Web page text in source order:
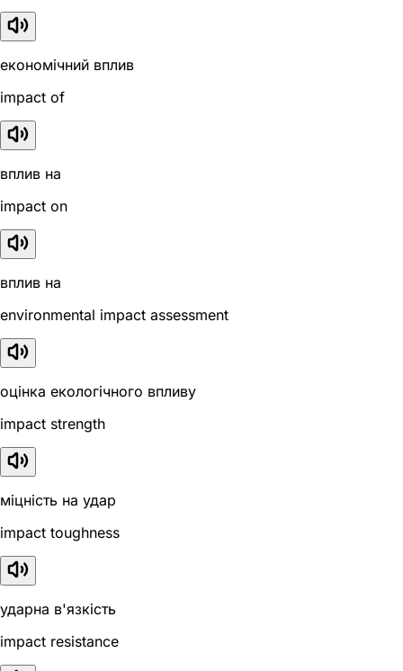
економічний вплив
impact of
вплив на
impact on
вплив на
environmental impact assessment
оцінка екологічного впливу
impact strength
міцність на удар
impact toughness
ударна в'язкість
impact resistance